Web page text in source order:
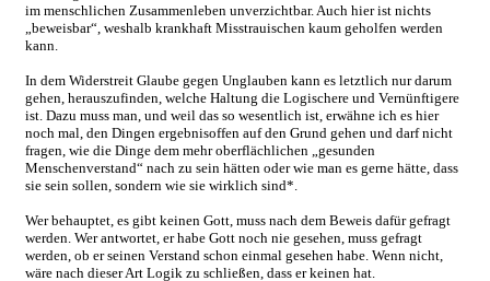
im menschlichen Zusammenleben unverzichtbar. Auch hier ist nichts
„beweisbar“, weshalb krankhaft Misstrauischen kaum geholfen werden
kann.
In dem Widerstreit Glaube gegen Unglauben kann es letztlich nur darum
gehen, herauszufinden, welche Haltung die Logischere und Vernünftigere
ist. Dazu muss man, und weil das so wesentlich ist, erwähne ich es hier
noch mal, den Dingen ergebnisoffen auf den Grund gehen und darf nicht
fragen, wie die Dinge dem mehr oberflächlichen „gesunden
Menschenverstand“ nach zu sein hätten oder wie man es gerne hätte, dass
sie sein sollen, sondern wie sie wirklich sind*.
Wer behauptet, es gibt keinen Gott, muss nach dem Beweis dafür gefragt
werden. Wer antwortet, er habe Gott noch nie gesehen, muss gefragt
werden, ob er seinen Verstand schon einmal gesehen habe. Wenn nicht,
wäre nach dieser Art Logik zu schließen, dass er keinen hat.